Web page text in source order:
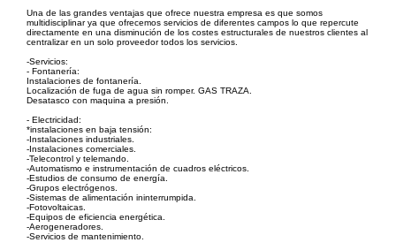
Una de las grandes ventajas que ofrece nuestra empresa es que somos
multidisciplinar ya que ofrecemos servicios de diferentes campos lo que repercute
directamente en una disminución de los costes estructurales de nuestros clientes al
centralizar en un solo proveedor todos los servicios.
-Servicios:
- Fontanería:
Instalaciones de fontanería.
Localización de fuga de agua sin romper. GAS TRAZA.
Desatasco con maquina a presión.
- Electricidad:
*instalaciones en baja tensión:
-Instalaciones industriales.
-Instalaciones comerciales.
-Telecontrol y telemando.
-Automatismo e instrumentación de cuadros eléctricos.
-Estudios de consumo de energía.
-Grupos electrógenos.
-Sistemas de alimentación ininterrumpida.
-Fotovoltaicas.
-Equipos de eficiencia energética.
-Aerogeneradores.
-Servicios de mantenimiento.